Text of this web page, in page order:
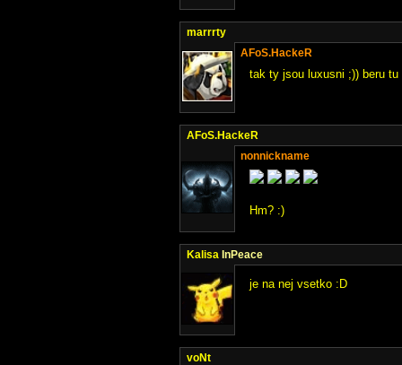
marrrty
AFoS.HackeR
tak ty jsou luxusni ;)) beru tu
AFoS.HackeR
nonnickname
Hm? :)
Kalisa InPeace
je na nej vsetko :D
voNt